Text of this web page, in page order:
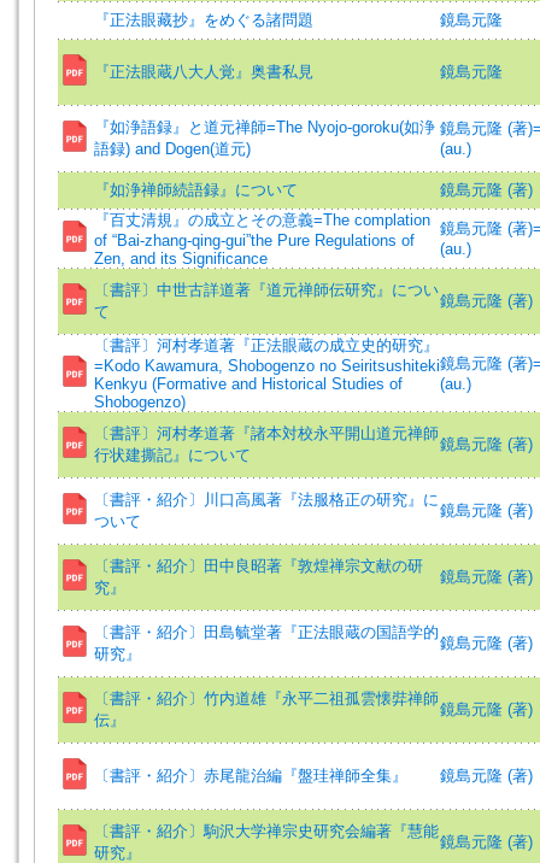
『正法眼藏抄』をめぐる諸問題
鏡島元隆
『正法眼蔵八大人覚』奥書私見 鏡島元隆
『如浄語録』と道元禅師=The Nyojo-goroku(如浄
語録) and Dogen(道元)
鏡島元隆 (著
(au.)
『如浄禅師続語録』について
鏡島元隆 (著)
『百丈清規』の成立とその意義=The complation
of “Bai-zhang-qing-gui”the Pure Regulations of
Zen, and its Significance
鏡島元隆 (著
(au.)
〔書評〕中世古詳道著『道元禅師伝研究』につい
て
鏡島元隆 (著)
〔書評〕河村孝道著『正法眼蔵の成立史的研究』
=Kodo Kawamura, Shobogenzo no Seiritsushiteki
Kenkyu (Formative and Historical Studies of
Shobogenzo)
鏡島元隆 (著
(au.)
〔書評〕河村孝道著『諸本対校永平開山道元禅師
行状建撕記』について
鏡島元隆 (著)
〔書評・紹介〕川口高風著『法服格正の研究』に
ついて
鏡島元隆 (著)
〔書評・紹介〕田中良昭著『敦煌禅宗文献の研
究』
鏡島元隆 (著)
〔書評・紹介〕田島毓堂著『正法眼蔵の国語学的
研究』
鏡島元隆 (著)
〔書評・紹介〕竹内道雄『永平二祖孤雲懐弉禅師
伝』
鏡島元隆 (著)
〔書評・紹介〕赤尾龍治編『盤珪禅師全集』 鏡島元隆 (著)
〔書評・紹介〕駒沢大学禅宗史研究会編著『慧能
研究』
鏡島元隆 (著)